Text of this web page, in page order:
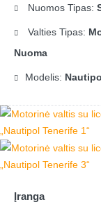
Nuomos Tipas:
Valties Tipas:
Nuoma
Modelis:
Įranga